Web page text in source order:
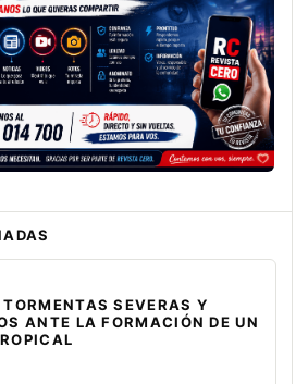
SEVERAS Y
ANTE LA FORMACIÓN DE UN